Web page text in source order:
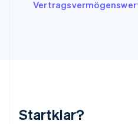
Startklar?
Liechtenstein
English